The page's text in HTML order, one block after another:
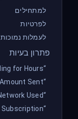
למתחילים
לפרטיות
לעמלות נמוכות
פתרון בעיות
“Transaction Pending for Hours”
“Wrong Amount Sent”
“Wrong Network Used”
“Payment Complete but No Subscription”